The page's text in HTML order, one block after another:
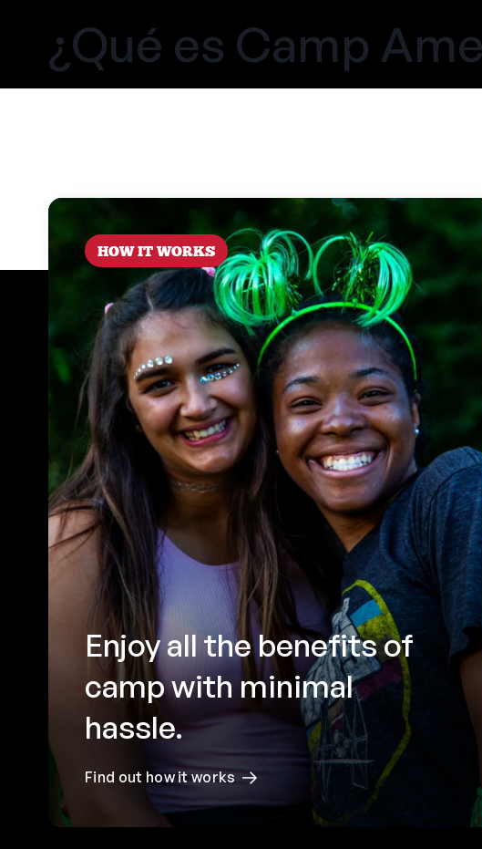
¿Qué es Camp
HOW IT WORKS
Enjoy all the benefits of
camp with minimal
hassle.
Find out how it works